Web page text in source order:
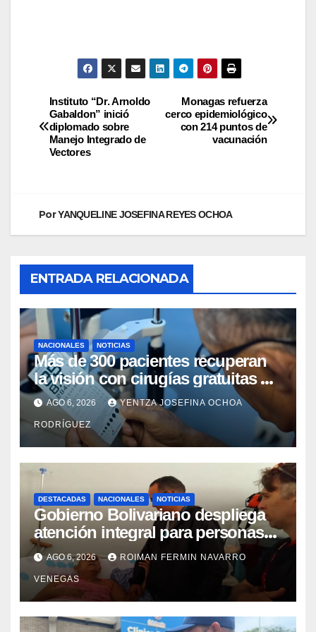
Monagas refuerza
cerco epidemiológico
con 214 puntos de
vacunación
Instituto “Dr. Arnoldo
Gabaldon” inició
diplomado sobre
Manejo Integrado de
Vectores
PorYANQUELINE JOSEFINA REYES OCHOA
ENTRADA RELACIONADA
NACIONALES NOTICIAS
Más de 300 pacientes recuperan
la visión con cirugías gratuitas de
cataratas en Zulia
AGO 6, 2026 YENTZA JOSEFINA OCHOA
RODRÍGUEZ
DESTACADAS NACIONALES NOTICIAS
Gobierno Bolivariano despliega
atención integral para personas
con discapacidad en
campamentos de La Guaira
AGO 6, 2026 ROIMAN FERMIN NAVARRO
VENEGAS